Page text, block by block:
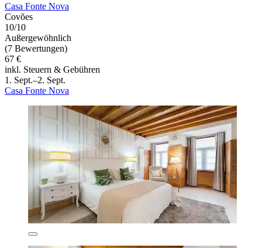
Casa Fonte Nova
Covões
10/10
Außergewöhnlich
(7 Bewertungen)
67 €
inkl. Steuern & Gebühren
1. Sept.–2. Sept.
Casa Fonte Nova